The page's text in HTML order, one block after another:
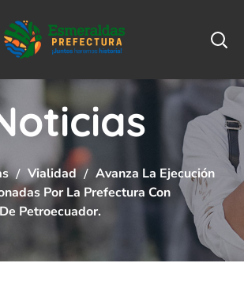
Vialidad
Avanza La Ejecución
Por La Prefectura Con
Petroecuador.